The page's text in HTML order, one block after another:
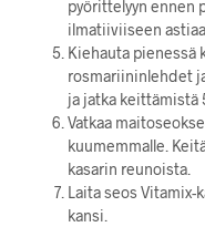
pyörittelyyn ennen
ilmatiiviiseen
Kiehauta pienessä
rosmariininlehdet
ja jatka keittämistä
Vatkaa
kuumemmalle.
kasarin reunoista.
Laita seos Vitamix-
kansi.